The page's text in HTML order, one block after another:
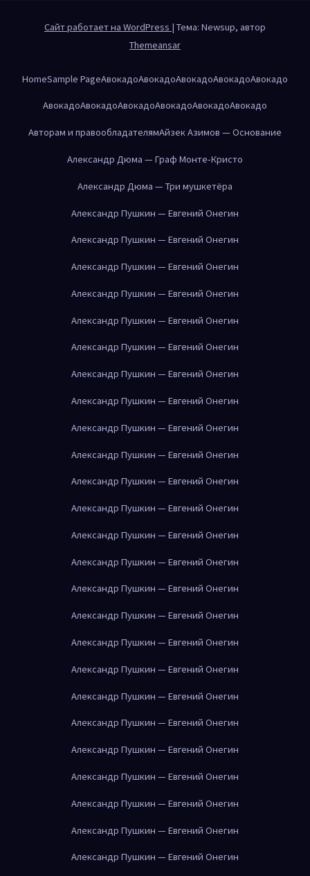
Сайт работает на WordPress | Тема: Newsup, автор
Themeansar
HomeSample PageАвокадоАвокадоАвокадоАвокадоАвокадо
АвокадоАвокадоАвокадоАвокадоАвокадоАвокадо
Авторам и правообладателямАйзек Азимов — Основание
Александр Дюма — Граф Монте-Кристо
Александр Дюма — Три мушкетёра
Александр Пушкин — Евгений Онегин
Александр Пушкин — Евгений Онегин
Александр Пушкин — Евгений Онегин
Александр Пушкин — Евгений Онегин
Александр Пушкин — Евгений Онегин
Александр Пушкин — Евгений Онегин
Александр Пушкин — Евгений Онегин
Александр Пушкин — Евгений Онегин
Александр Пушкин — Евгений Онегин
Александр Пушкин — Евгений Онегин
Александр Пушкин — Евгений Онегин
Александр Пушкин — Евгений Онегин
Александр Пушкин — Евгений Онегин
Александр Пушкин — Евгений Онегин
Александр Пушкин — Евгений Онегин
Александр Пушкин — Евгений Онегин
Александр Пушкин — Евгений Онегин
Александр Пушкин — Евгений Онегин
Александр Пушкин — Евгений Онегин
Александр Пушкин — Евгений Онегин
Александр Пушкин — Евгений Онегин
Александр Пушкин — Евгений Онегин
Александр Пушкин — Евгений Онегин
Александр Пушкин — Евгений Онегин
Александр Пушкин — Евгений Онегин